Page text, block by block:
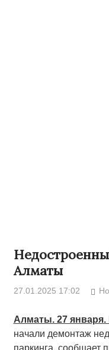
Алматы
27.01.2025 17:02
Алматы. 27 января.
начали демонтаж
паркинга, сообщает